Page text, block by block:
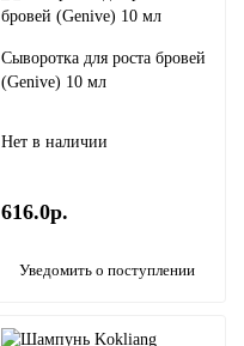
Сыворотка для роста бровей
(Genive) 10 мл
Нет в наличии
616.0р.
Уведомить о поступлении